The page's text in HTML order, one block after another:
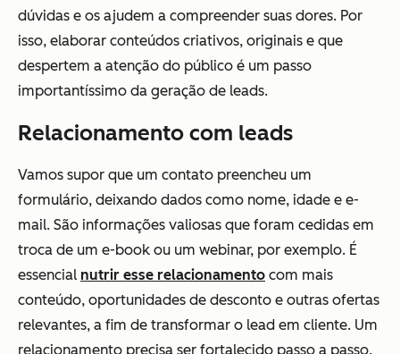
dúvidas e os ajudem a compreender suas dores. Por
isso, elaborar conteúdos criativos, originais e que
despertem a atenção do público é um passo
importantíssimo da geração de leads.
Relacionamento com leads
Vamos supor que um contato preencheu um
formulário, deixando dados como nome, idade e e-
mail. São informações valiosas que foram cedidas em
troca de um e-book ou um webinar, por exemplo. É
essencial nutrir esse relacionamento com mais
conteúdo, oportunidades de desconto e outras ofertas
relevantes, a fim de transformar o lead em cliente. Um
relacionamento precisa ser fortalecido passo a passo.